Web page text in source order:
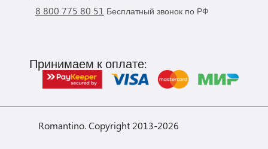
8 800 775 80 51 Бесплатный звонок по РФ
Принимаем к оплате:
Romantino. Copyright 2013-2026